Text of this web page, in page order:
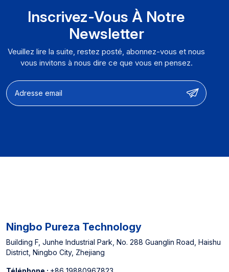
Inscrivez-Vous À Notre
Newsletter
Veuillez lire la suite, restez posté, abonnez-vous et nous
vous invitons à nous dire ce que vous en pensez.
Ningbo Pureza Technology
Building F, Junhe Industrial Park, No. 288 Guanglin Road, Haishu
District, Ningbo City, Zhejiang